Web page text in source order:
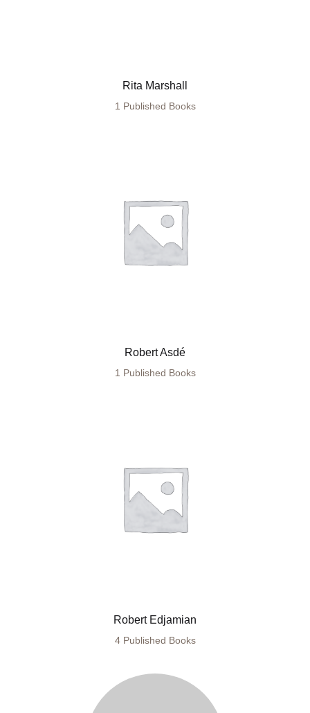
Rita Marshall
1 Published Books
Robert Asdé
1 Published Books
Robert Edjamian
4 Published Books